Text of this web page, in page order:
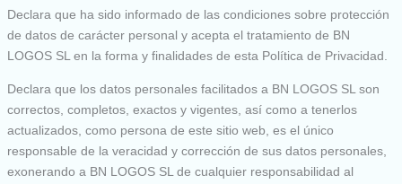
Declara que ha sido informado de las condiciones sobre protección
de datos de carácter personal y acepta el tratamiento de BN
LOGOS SL en la forma y finalidades de esta Política de Privacidad.
Declara que los datos personales facilitados a BN LOGOS SL son
correctos, completos, exactos y vigentes, así como a tenerlos
actualizados, como persona de este sitio web, es el único
responsable de la veracidad y corrección de sus datos personales,
exonerando a BN LOGOS SL de cualquier responsabilidad al